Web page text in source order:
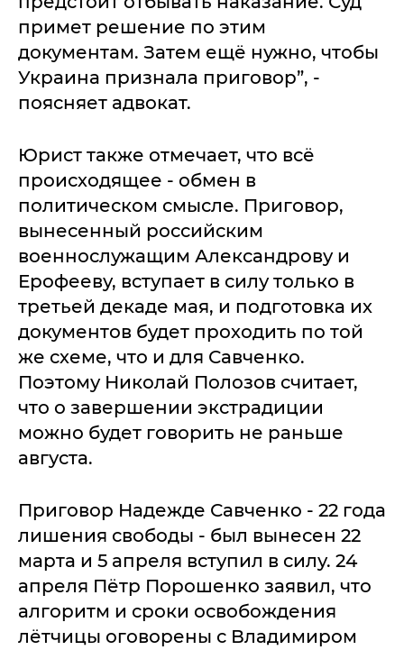
примет решение по этим
документам. Затем ещё нужно, чтобы
Украина признала приговор”, -
поясняет адвокат.
Юрист также отмечает, что всё
происходящее - обмен в
политическом смысле. Приговор,
вынесенный российским
военнослужащим Александрову и
Ерофееву, вступает в силу только в
третьей декаде мая, и подготовка их
документов будет проходить по той
же схеме, что и для Савченко.
Поэтому Николай Полозов считает,
что о завершении экстрадиции
можно будет говорить не раньше
августа.
Приговор Надежде Савченко - 22 года
лишения свободы - был вынесен 22
марта и 5 апреля вступил в силу. 24
апреля Пётр Порошенко заявил, что
алгоритм и сроки освобождения
лётчицы оговорены с Владимиром